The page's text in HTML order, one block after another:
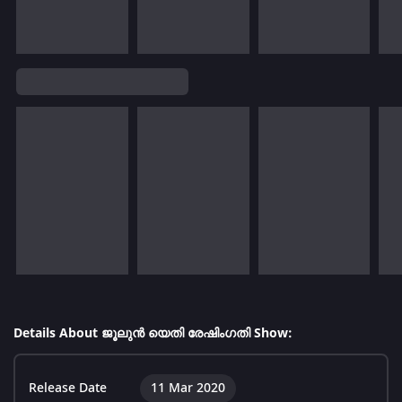
Details About ജൂലുൻ യെതി രേഷിംഗതി Show:
Release Date 11 Mar 2020